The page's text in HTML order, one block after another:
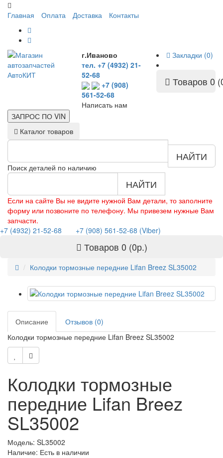
Главная Оплата Доставка Контакты
г.Иваново
тел. +7 (4932) 21-
52-68
+7 (908)
561-52-68
Написать нам
Закладки (0)
Товаров 0
ЗАПРОС ПО VIN
Каталог товаров
Поиск деталей по наличию
НАЙТИ
НАЙТИ
Если на сайте Вы не видите нужной Вам детали, то заполните
форму или позвоните по телефону. Мы привезем нужные Вам
запчасти.
+7 (4932) 21-52-68
+7 (908) 561-52-68 (Viber)
Товаров 0 (0р.)
Колодки тормозные передние Lifan Breez SL35002
Описание
Отзывов (0)
Колодки тормозные передние Lifan Breez SL35002
Колодки тормозные
передние Lifan Breez
SL35002
Модель: SL35002
Наличие: Есть в наличии